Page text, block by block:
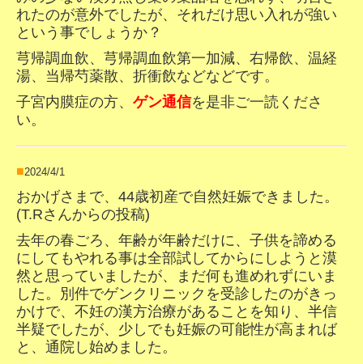
れたのが意外でしたが、それだけ思い入れが強い
という事でしょうか？
芎帰調血飲、芎帰調血飲第一加減、右帰飲、温経
湯、当帰芍薬散、折衝飲などなどです。
子宮内膜症の方、 ゲン通信を是非ご一読くださ
い。
■2024/4/1
おかげさまで、44歳初産で自然妊娠できました。
(T.Rさんからの投稿)
去年の春ごろ、 年齢が年齢だけに、子供を諦める
にしてもやれる事は全部試してからにしようと漠
然と思っていましたが、まだ何も進めれずにいま
した。 別件でゲンクリニックを受診したのがきっ
かけで、 不妊の漢方治療があることを知り、半信
半疑でしたが、少しでも妊娠の可能性が高まれば
と、通院し始めました。